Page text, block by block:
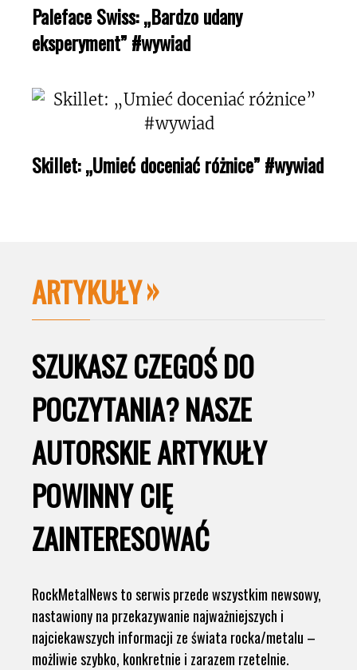
Paleface Swiss: „Bardzo udany
eksperyment” #wywiad
Skillet: „Umieć doceniać różnice” #wywiad
ARTYKUŁY
SZUKASZ CZEGOŚ DO
POCZYTANIA? NASZE
AUTORSKIE ARTYKUŁY
POWINNY CIĘ
ZAINTERESOWAĆ
RockMetalNews to serwis przede wszystkim newsowy,
nastawiony na przekazywanie najważniejszych i
najciekawszych informacji ze świata rocka/metalu –
możliwie szybko, konkretnie i zarazem rzetelnie.